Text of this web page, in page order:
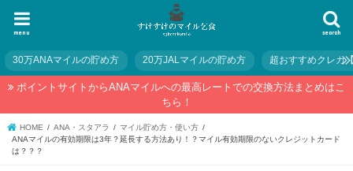
search
menu
30万ANAマイルの貯め方 20万JALマイルの貯め方 超おすすめクレカ
ポイントサイトからANAマイルへの最高レートでの交換方法まとめはこ
ちら！
HOME ANA・スタアラ
マイル貯め方・使い方
ANAマイルの有効期限は3年？延長する方法あり！？マイル有効期限のないクレジットカード
は？？？